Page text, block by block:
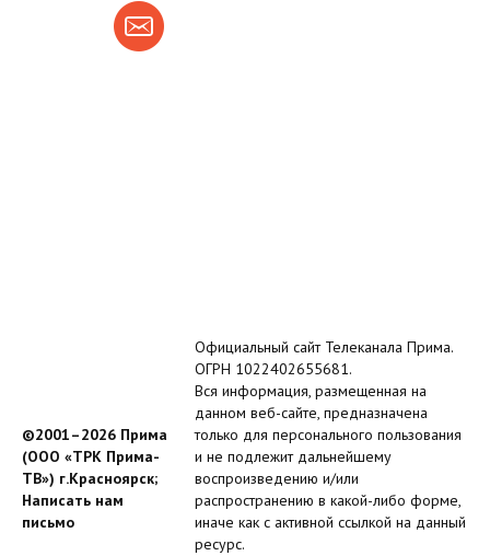
©2001–2026 Прима
(ООО «ТРК Прима-
ТВ») г.Красноярск;
Написать нам
письмо
Официальный сайт Телеканала Прима.
ОГРН 1022402655681.
Вся информация, размещенная на
данном веб-сайте, предназначена
только для персонального пользования
и не подлежит дальнейшему
воспроизведению и/или
распространению в какой-либо форме,
иначе как с активной ссылкой на данный
ресурс.